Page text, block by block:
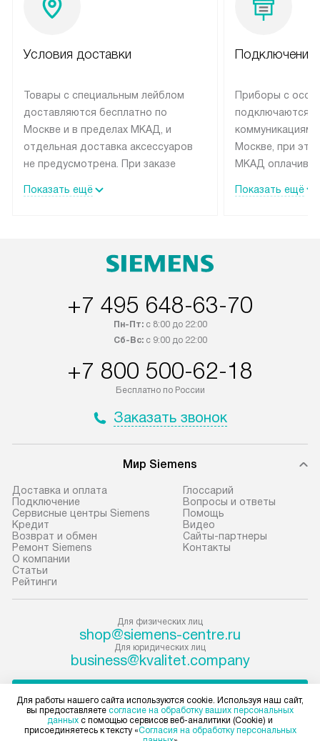
Условия доставки
Товары с специальным лейблом
доставляются бесплатно по
Москве и в пределах МКАД, и
отдельная доставка аксессуаров
не предусмотрена. При заказе
рекомендуем обсудить с
быть отправлены покупателю в
интересен товар «Под заказ»,
обсудите возможность его
приобретения с менеджером сайта.
доставляются бесплатно по
Москве в пределах МКАД, и
не предусмотрена.
доставки доставит упакованный
требуется переместить прибор
до двери квартиры или до места
установки, пожалуйста,
предварительно согласуйте это
с менеджером. За данную услугу
взимается дополнительная плата.
они не позволяют пронести чего
через дверной проем,
то сотрудники транспортной
выступающие элементы, так как
в будущем это может привести
Показать ещё
Подключение
Приборы с
подключаются к
коммуникациям
Москве, при
МКАД
партнера
монтажу
материалы.
Стандартная
и
а затем
к
по
установку не
Показать ещё
+7 495 648-63-70
Пн-Пт:с 8:00 до 22:00
Сб-Вс:с 9:00 до 22:00
+7 800 500-62-18
Бесплатно по России
Заказать звонок
Мир Siemens
Доставка и оплата
Подключение
Сервисные центры Siemens
Кредит
Возврат и обмен
Ремонт Siemens
О компании
Статьи
Рейтинги
Глоссарий
Вопросы и ответы
Помощь
Видео
Сайты-партнеры
Контакты
Для физических лиц
shop@siemens-centre.ru
Для юридических лиц
business@kvalitet.company
Политика конфиденциальности
Для работы нашего сайта используются cookie. Используя наш сайт,
вы предоставляете согласие на обработку ваших персональных
данных с помощью сервисов веб-аналитики (Cookie) и
присоединяетесь к тексту «Согласия на обработку персональных